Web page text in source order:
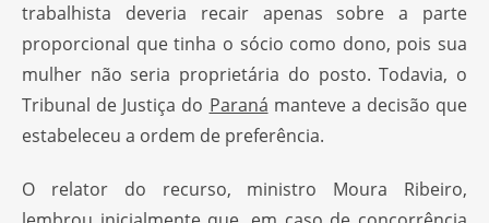
trabalhista deveria recair apenas sobre a parte
proporcional que tinha o sócio como dono, pois sua
mulher não seria proprietária do posto. Todavia, o
Tribunal de Justiça do Paraná manteve a decisão que
estabeleceu a ordem de preferência.
O relator do recurso, ministro Moura Ribeiro,